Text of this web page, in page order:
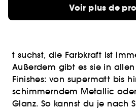
Voir plus de
t suchst, die Farbkraft ist
Außerdem gibt es sie in
Finishes: von supermatt bis
schimmerndem Metallic
Glanz. So kannst du je nach